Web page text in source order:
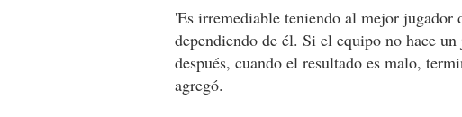
'Es irremediable teniendo al mejor
dependiendo de él. Si el equipo no hace
después, cuando el resultado es malo,
agregó.